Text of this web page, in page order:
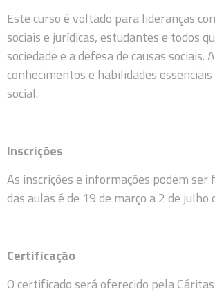
Este curso é voltado para lideranças
sociais e jurídicas, estudantes e todos
sociedade e a defesa de causas
conhecimentos e habilidades
social.
Inscrições
As inscrições e informações podem
das aulas é de 19 de março a 2 de
Certificação
O certificado será oferecido pela